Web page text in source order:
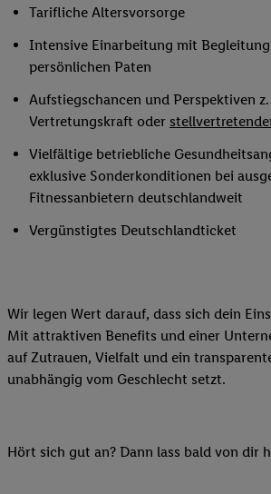
Tarifliche Altersvorsorge
Intensive Einarbeitung mit
persönlichen Paten
Aufstiegschancen und Perspektiven z.
Vertretungskraft oder
Vielfältige betriebliche
exklusive Sonderkonditionen bei
Fitnessanbietern deutschlandweit
Vergünstigtes Deutschlandticket
Wir legen Wert darauf, dass sich dein
Mit attraktiven Benefits und einer
auf Zutrauen, Vielfalt und ein
unabhängig vom Geschlecht setzt.
Hört sich gut an? Dann lass bald von dir